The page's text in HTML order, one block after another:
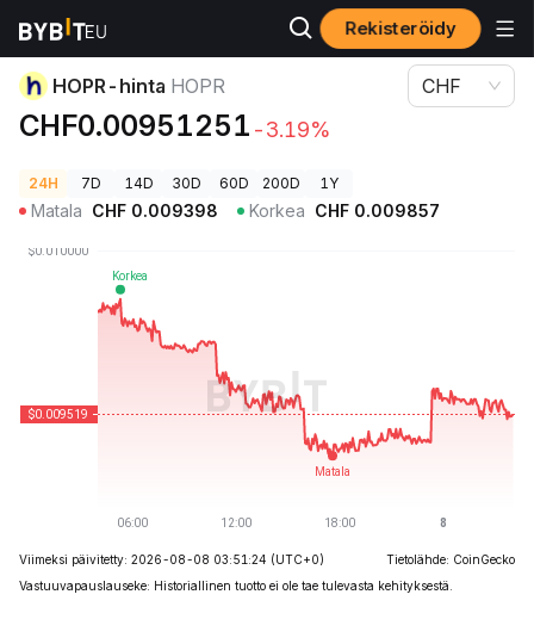
Rekisteröidy
Kryptohinnat
HOPR-hinta HOPR
CHF0.00951251 -3.19%
CHF
24H 7D 14D 30D 60D 200D 1Y
Matala CHF 0.009398 Korkea CHF 0.009857
Viimeksi päivitetty: 2026-08-08 03:51:24 (UTC+0)
Tietolähde: CoinGecko
Vastuuvapauslauseke: Historiallinen tuotto ei ole tae tulevasta kehityksestä.